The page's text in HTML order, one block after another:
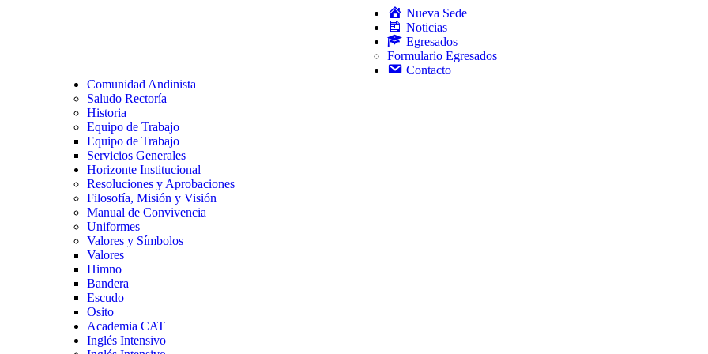
Nueva Sede
Noticias
Egresados
Formulario Egresados
Contacto
Comunidad Andinista
Saludo Rectoría
Historia
Equipo de Trabajo
Equipo de Trabajo
Servicios Generales
Horizonte Institucional
Resoluciones y Aprobaciones
Filosofía, Misión y Visión
Manual de Convivencia
Uniformes
Valores y Símbolos
Valores
Himno
Bandera
Escudo
Osito
Academia CAT
Inglés Intensivo